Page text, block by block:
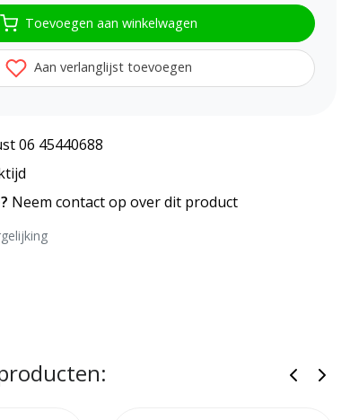
Toevoegen aan winkelwagen
Aan verlanglijst toevoegen
06 45440688
Neem contact op over dit product